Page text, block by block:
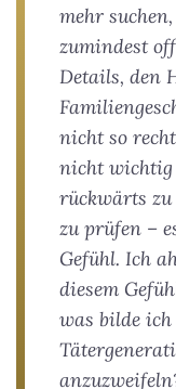
mehr
zumindest
Details, den
nicht so
nicht wichtig
rückwärts
zu prüfen –
Gefühl. Ich
diesem
was bilde